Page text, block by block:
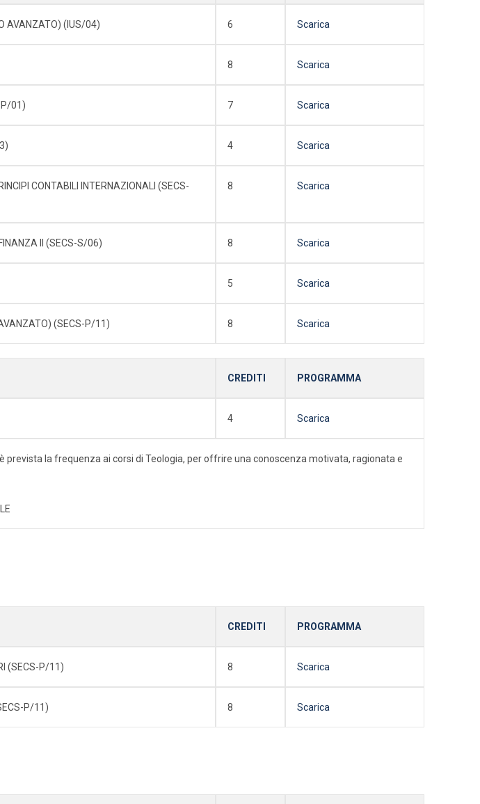
AVANZATO) (IUS/04) 6 Scarica
8 Scarica
P/01) 7 Scarica
4 Scarica
CONTABILI INTERNAZIONALI (SECS-
8 Scarica
II (SECS-S/06) 8 Scarica
5 Scarica
(SECS-P/11) 8 Scarica
CREDITI PROGRAMMA
4 Scarica
prevista la frequenza ai corsi di Teologia, per offrire una conoscenza motivata, ragionata e
CREDITI PROGRAMMA
(SECS-P/11) 8 Scarica
P/11) 8 Scarica